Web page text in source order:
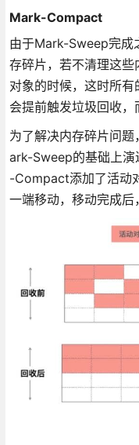
Mark-Compact
由于Mark-Sweep完成
存碎片，若不清理这
对象的时候，这时所
会提前触发垃圾回收，
为了解决内存碎片问
ark-Sweep的基础上
-Compact添加了活动
一端移动，移动完成后